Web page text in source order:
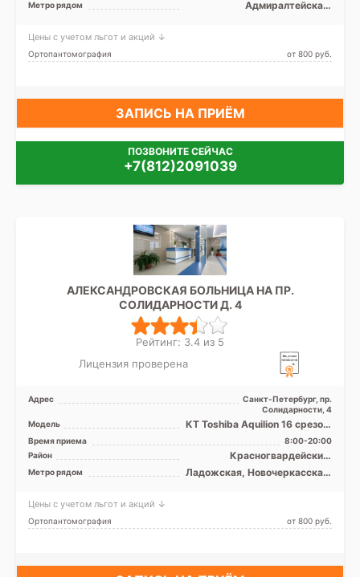
Московский,
Метро рядом
Адмиралтейская,
Спасская, Технологический
институт, Театральная
Цены с учетом льгот и акций ↓
Ортопантомография от 800 pуб.
ЗАПИСЬ НА ПРИЁМ
ПОЗВОНИТЕ СЕЙЧАС
+7(812)2091039
АЛЕКСАНДРОВСКАЯ БОЛЬНИЦА НА ПР.
СОЛИДАРНОСТИ Д. 4
Рейтинг: 3.4 из 5
Лицензия проверена
Адрес
Санкт-Петербург, пр.
Солидарности, 4
Модель
КТ Toshiba Aquilion 16 срезов,
КТ Siemens SOMATOM
Definition AS 128 ср ...
Время приема
8:00-20:00
Район
Красногвардейский,
Невский, Центральный, Лен.
область
Метро рядом
Ладожская, Новочеркасская,
Цены с учетом льгот и акций ↓
Ортопантомография от 800 pуб.